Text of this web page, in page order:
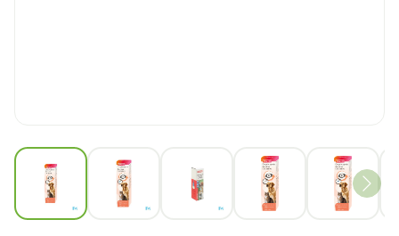
View larger imageView larger imageView larger imageView larger image
View